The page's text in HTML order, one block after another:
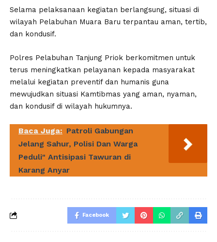
Selama pelaksanaan kegiatan berlangsung, situasi di
wilayah Pelabuhan Muara Baru terpantau aman, tertib,
dan kondusif.
Polres Pelabuhan Tanjung Priok berkomitmen untuk
terus meningkatkan pelayanan kepada masyarakat
melalui kegiatan preventif dan humanis guna
mewujudkan situasi Kamtibmas yang aman, nyaman,
dan kondusif di wilayah hukumnya.
Baca Juga: Patroli Gabungan
Jelang Sahur, Polisi Dan Warga
Peduli" Antisipasi Tawuran di
Karang Anyar
Facebook